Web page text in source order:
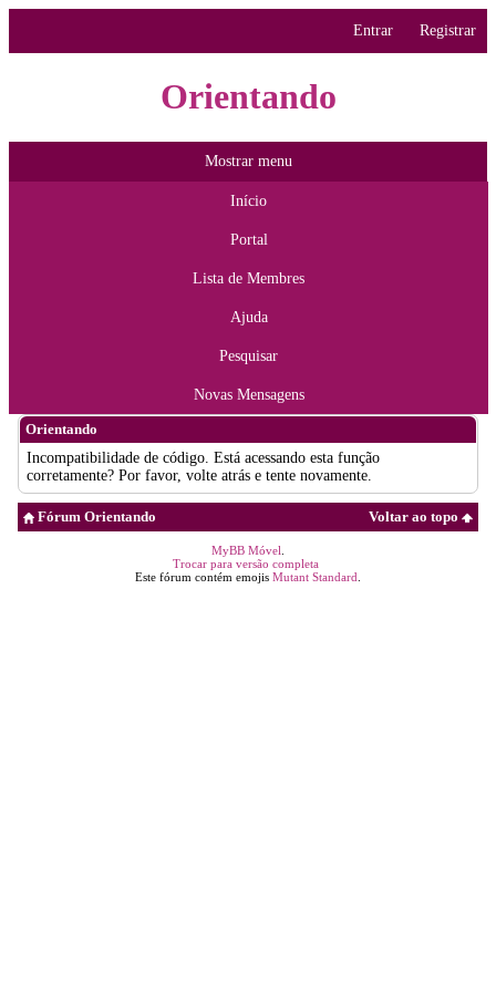
Entrar Registrar
Orientando
Mostrar menu
Início
Portal
Lista de Membres
Ajuda
Pesquisar
Novas Mensagens
Orientando
Incompatibilidade de código. Está acessando esta função
corretamente? Por favor, volte atrás e tente novamente.
Voltar ao topo
Fórum Orientando
MyBB Móvel
Trocar para versão completa
Este fórum contém emojis Mutant Standard